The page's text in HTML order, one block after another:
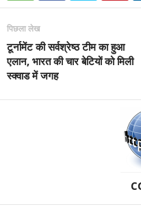
पिछला लेख
टूर्नामेंट की सर्वश्रेष्‍ठ टीम का हुआ
एलान, भारत की चार बेटियों को मिली
स्‍क्‍वाड में जगह